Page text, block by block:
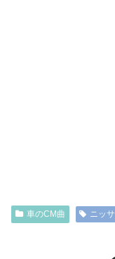
車のCM曲 ニッ